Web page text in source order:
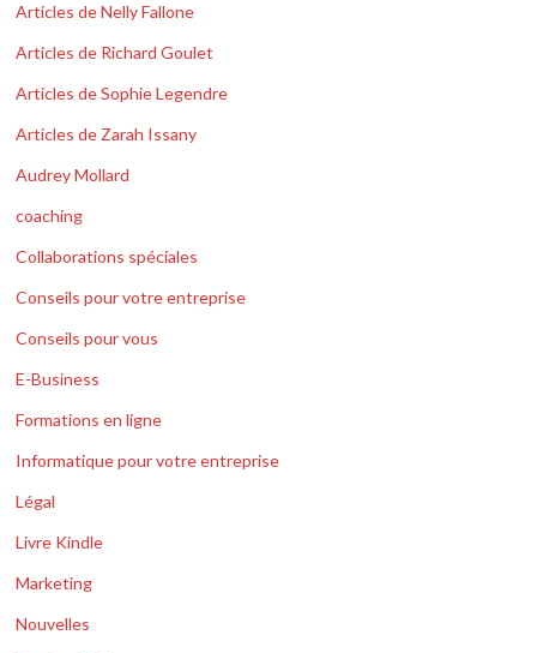
Articles de Nelly Fallone
Articles de Richard Goulet
Articles de Sophie Legendre
Articles de Zarah Issany
Audrey Mollard
coaching
Collaborations spéciales
Conseils pour votre entreprise
Conseils pour vous
E-Business
Formations en ligne
Informatique pour votre entreprise
Légal
Livre Kindle
Marketing
Nouvelles